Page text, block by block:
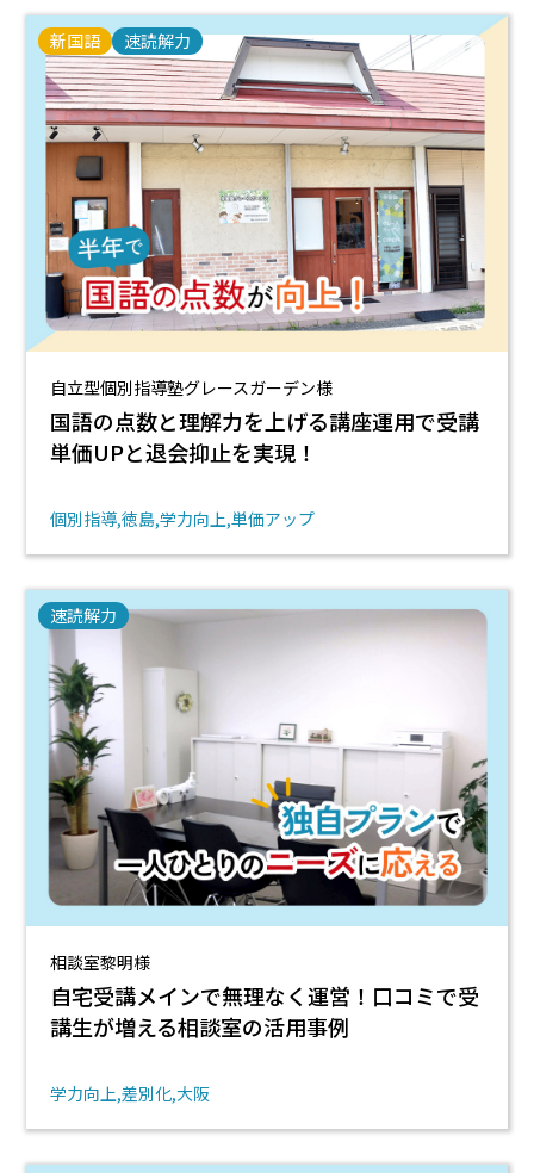
新国語 速読解力
自立型個別指導塾グレースガーデン様
国語の点数と理解力を上げる講座運用で受講
単価UPと退会抑止を実現！
個別指導 徳島 学力向上 単価アップ
速読解力
相談室黎明様
自宅受講メインで無理なく運営！口コミで受
講生が増える相談室の活用事例
学力向上 差別化 大阪